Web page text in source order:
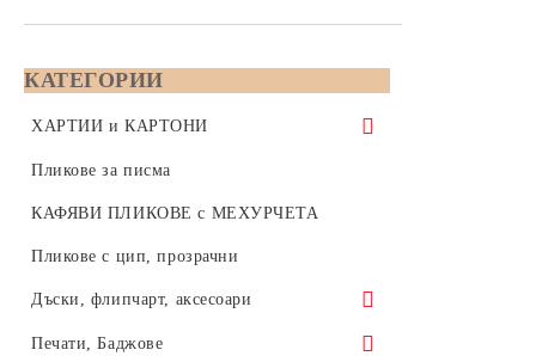
КАТЕГОРИИ
ХАРТИИ и КАРТОНИ
Копирна хартия 80 gsm - формат А5,
210x297 мм
Бяла копирна хартия, формат А3,
цветен печат - А4, А3, SRA3, А3+
формат А4 - 210x297
формат А3 - 420x297
Цветна хартия 80 / 160 / 270 gsm
Цветна копирна хартия 80 грама,
Инженерна хартия за плотери на
Пликове за писма
КАФЯВИ ПЛИКОВЕ с МЕХУРЧЕТА
Пликове с цип, прозрачни
Дъски, флипчарт, аксесоари
Коркови дъски
Печати, Баджове